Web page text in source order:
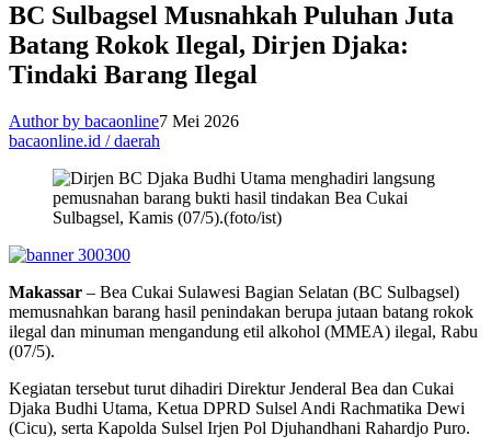
BC Sulbagsel Musnahkah Puluhan Juta
Batang Rokok Ilegal, Dirjen Djaka:
Tindaki Barang Ilegal
Author by bacaonline7 Mei 2026
bacaonline.id / daerah
Makassar – Bea Cukai Sulawesi Bagian Selatan (BC Sulbagsel)
memusnahkan barang hasil penindakan berupa jutaan batang rokok
ilegal dan minuman mengandung etil alkohol (MMEA) ilegal, Rabu
(07/5).
Kegiatan tersebut turut dihadiri Direktur Jenderal Bea dan Cukai
Djaka Budhi Utama, Ketua DPRD Sulsel Andi Rachmatika Dewi
(Cicu), serta Kapolda Sulsel Irjen Pol Djuhandhani Rahardjo Puro.